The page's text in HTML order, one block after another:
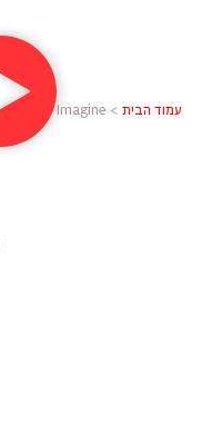
עמוד הבית >
Imagine